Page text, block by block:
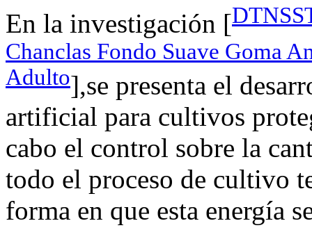
En la investigación [
Chanclas Fondo Suave Goma
Adulto],se presenta el
artificial para cultivos
cabo el control sobre la
todo el proceso de cultivo
forma en que esta energía